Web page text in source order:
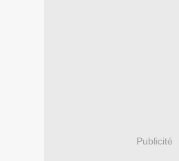
Publicité